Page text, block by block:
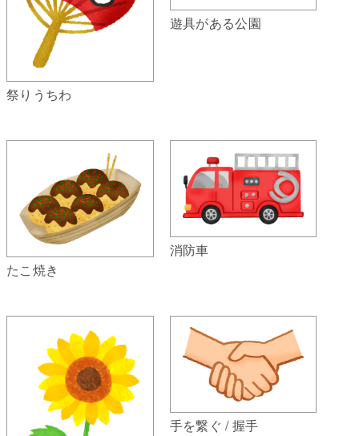
祭りうちわ
遊具がある公園
たこ焼き
消防車
手を繋ぐ / 握手